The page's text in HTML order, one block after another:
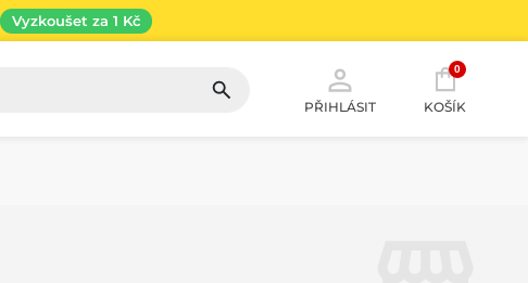
Vyzkoušet za 1 Kč
PŘIHLÁSIT
0
KOŠÍK